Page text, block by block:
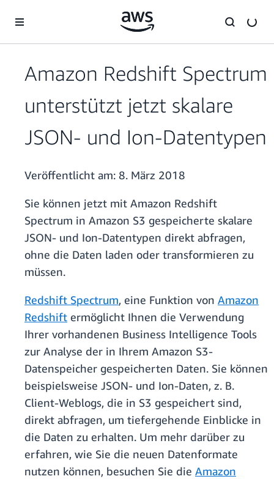
Überspringen zum Hauptinhalt
Amazon Redshift Spectrum
unterstützt jetzt skalare
JSON- und Ion-Datentypen
Veröffentlicht am: 8. März 2018
Sie können jetzt mit Amazon Redshift
Spectrum in Amazon S3 gespeicherte skalare
JSON- und Ion-Datentypen direkt abfragen,
ohne die Daten laden oder transformieren zu
müssen.
Redshift Spectrum, eine Funktion von Amazon
Redshift ermöglicht Ihnen die Verwendung
Ihrer vorhandenen Business Intelligence Tools
zur Analyse der in Ihrem Amazon S3-
Datenspeicher gespeicherten Daten. Sie können
beispielsweise JSON- und Ion-Daten, z. B.
Client-Weblogs, die in S3 gespeichert sind,
direkt abfragen, um tiefergehende Einblicke in
die Daten zu erhalten. Um mehr darüber zu
erfahren, wie Sie die neuen Datenformate
nutzen können, besuchen Sie die Amazon